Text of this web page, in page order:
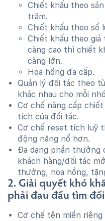
Chiết khấu theo
trăm.
Chiết khấu theo số
Chiết khấu theo
càng cao thì chiết
càng lớn.
Hoa hồng đa cấp.
Quản lý đối tác theo
khác nhau cho mỗi
Cơ chế nâng cấp
tích của đối tác.
Cơ chế reset tích luỹ
động năng nổ hơn.
Đa dạng phần thưởng
khách hàng/đối tác
thưởng, hoa hồng,
2. Giải quyết khó
phải đau đầu tìm
Cơ chế tên miền